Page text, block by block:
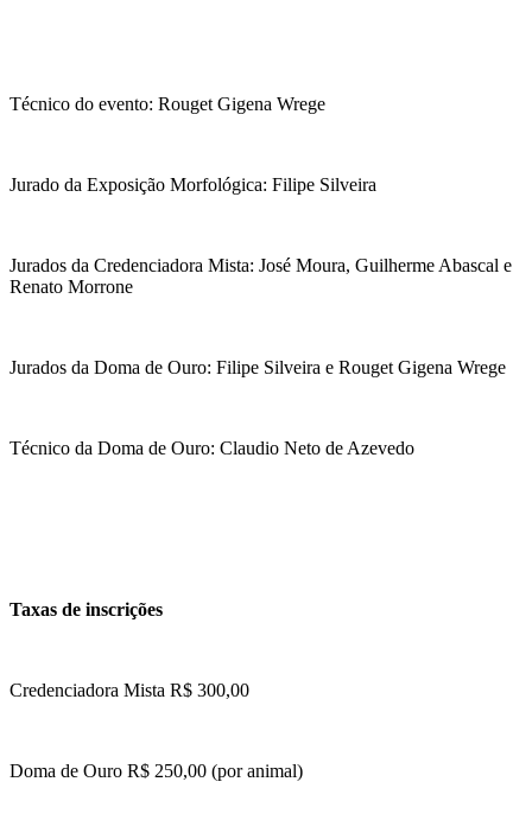
Técnico do evento: Rouget Gigena Wrege
Jurado da Exposição Morfológica: Filipe Silveira
Jurados da Credenciadora Mista: José Moura, Guilherme Abascal e
Renato Morrone
Jurados da Doma de Ouro: Filipe Silveira e Rouget Gigena Wrege
Técnico da Doma de Ouro: Claudio Neto de Azevedo
Taxas de inscrições
Credenciadora Mista R$ 300,00
Doma de Ouro R$ 250,00 (por animal)